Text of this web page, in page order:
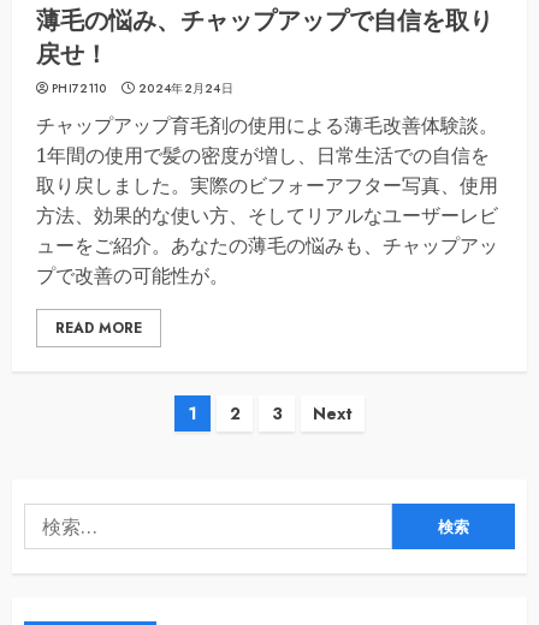
薄毛の悩み、チャップアップで自信を取り
戻せ！
PHI72110 2024年2月24日
チャップアップ育毛剤の使用による薄毛改善体験談。
1年間の使用で髪の密度が増し、日常生活での自信を
取り戻しました。実際のビフォーアフター写真、使用
方法、効果的な使い方、そしてリアルなユーザーレビ
ューをご紹介。あなたの薄毛の悩みも、チャップアッ
プで改善の可能性が。
READ MORE
投
の
ペ
1 2 3 Next
索: